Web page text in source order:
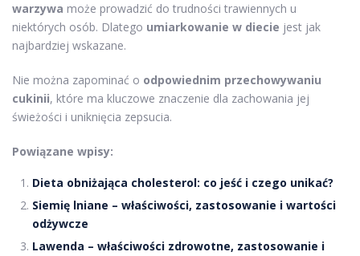
warzywa może prowadzić do trudności trawiennych u
niektórych osób. Dlatego umiarkowanie w diecie jest jak
najbardziej wskazane.
Nie można zapominać o odpowiednim przechowywaniu
cukinii, które ma kluczowe znaczenie dla zachowania jej
świeżości i uniknięcia zepsucia.
Powiązane wpisy:
Dieta obniżająca cholesterol: co jeść i czego unikać?
Siemię lniane – właściwości, zastosowanie i wartości
odżywcze
Lawenda – właściwości zdrowotne, zastosowanie i